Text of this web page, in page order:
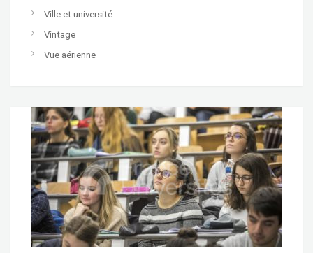
Ville et université
Vintage
Vue aérienne